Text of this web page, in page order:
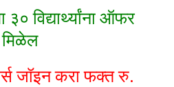
विद्यार्थ्यांना ऑफर
मिळेल
जॉइन करा फक्त रु.